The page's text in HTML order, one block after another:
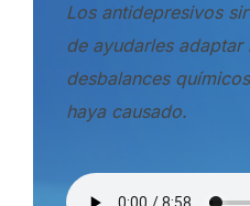
Los antidepresivos
de ayudarles adaptar
desbalances
haya causado.